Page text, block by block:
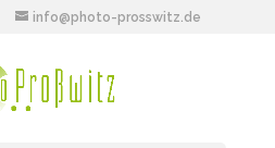
info@photo-prosswitz.de